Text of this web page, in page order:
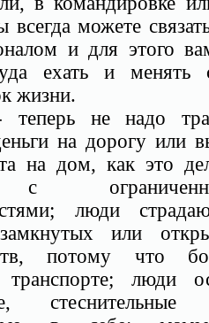
всегда можете
и для этого
ехать и менять
жизни.
теперь не надо
на дорогу или
на дом, как это
люди
или
потому что
люди
стеснительные